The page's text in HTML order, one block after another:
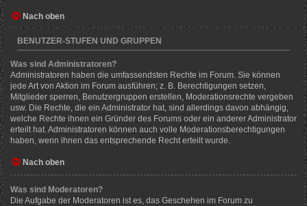
Nach oben
BENUTZER-STUFEN UND GRUPPEN
Was sind Administratoren?
Administratoren haben die umfassendsten Rechte im Forum. Sie können
jede Art von Aktion im Forum ausführen; z. B. Berechtigungen setzen,
Mitglieder sperren, Benutzergruppen erstellen, Moderationsrechte vergeben
usw. Die Rechte, die ein Administrator hat, sind allerdings davon abhängig,
welche Rechte ihnen ein Gründer des Forums oder ein anderer Administrator
erteilt hat. Administratoren können auch volle Moderationsberechtigungen
haben, wenn ihnen das entsprechende Recht erteilt wurde.
Nach oben
Was sind Moderatoren?
Die Aufgabe der Moderatoren ist es, das Geschehen im Forum zu